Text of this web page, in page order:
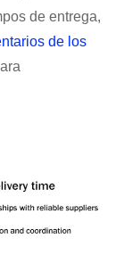
de entrega,
de los